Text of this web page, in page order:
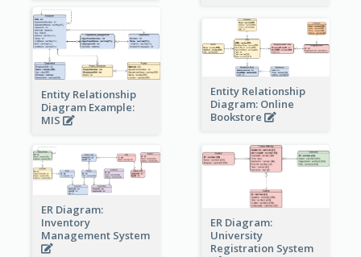
Entity Relationship
Diagram Example:
MIS
Entity Relationship
Diagram: Online
Bookstore
ER Diagram:
Inventory
Management System
ER Diagram:
University
Registration System